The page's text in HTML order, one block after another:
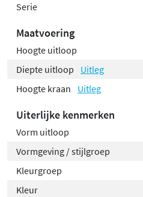
Serie
Maatvoering
Hoogte uitloop
Diepte uitloop
Uitleg
Hoogte kraan
Uitleg
Uiterlijke kenmerken
Vorm uitloop
Vormgeving / stijlgroep
Kleurgroep
Kleur